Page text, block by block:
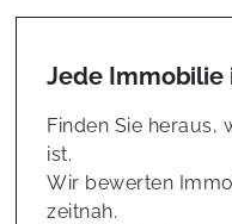
Jede Immobilie
Finden Sie heraus,
ist.
Wir bewerten
zeitnah.